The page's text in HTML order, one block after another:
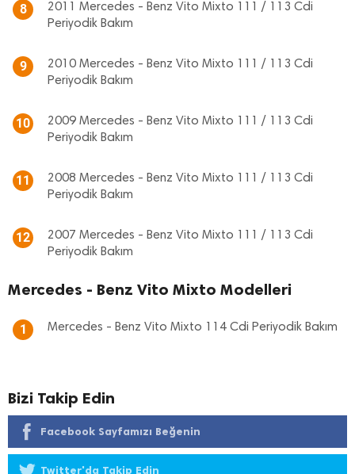
8
2011 Mercedes - Benz Vito Mixto 111 / 113 Cdi
Periyodik Bakım
9
2010 Mercedes - Benz Vito Mixto 111 / 113 Cdi
Periyodik Bakım
10
2009 Mercedes - Benz Vito Mixto 111 / 113 Cdi
Periyodik Bakım
11
2008 Mercedes - Benz Vito Mixto 111 / 113 Cdi
Periyodik Bakım
12
2007 Mercedes - Benz Vito Mixto 111 / 113 Cdi
Periyodik Bakım
Mercedes - Benz Vito Mixto Modelleri
1 Mercedes - Benz Vito Mixto 114 Cdi Periyodik Bakım
Bizi Takip Edin
Facebook Sayfamızı Beğenin
Twitter'da Takip Edin